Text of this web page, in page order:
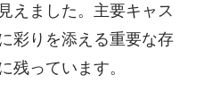
えました。主要キャス
彩りを添える重要な存
残っています。